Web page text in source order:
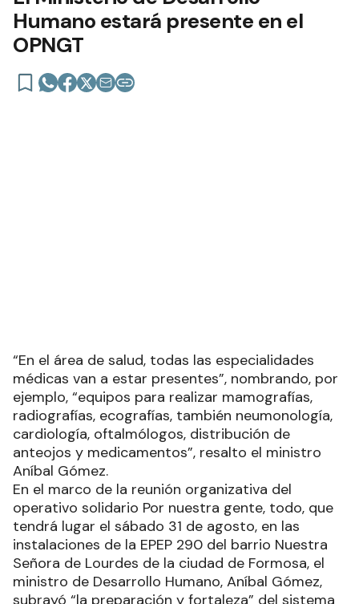
Humano estará presente en el
OPNGT
“En el área de salud, todas las especialidades
médicas van a estar presentes”, nombrando, por
ejemplo, “equipos para realizar mamografías,
radiografías, ecografías, también neumonología,
cardiología, oftalmólogos, distribución de
anteojos y medicamentos”, resalto el ministro
Aníbal Gómez.
En el marco de la reunión organizativa del
operativo solidario Por nuestra gente, todo, que
tendrá lugar el sábado 31 de agosto, en las
instalaciones de la EPEP 290 del barrio Nuestra
Señora de Lourdes de la ciudad de Formosa, el
ministro de Desarrollo Humano, Aníbal Gómez,